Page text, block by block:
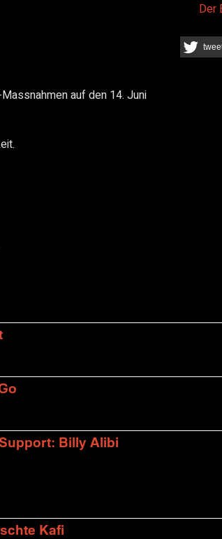
Der
auf den 14. Juni
Billy Alibi
Kafi